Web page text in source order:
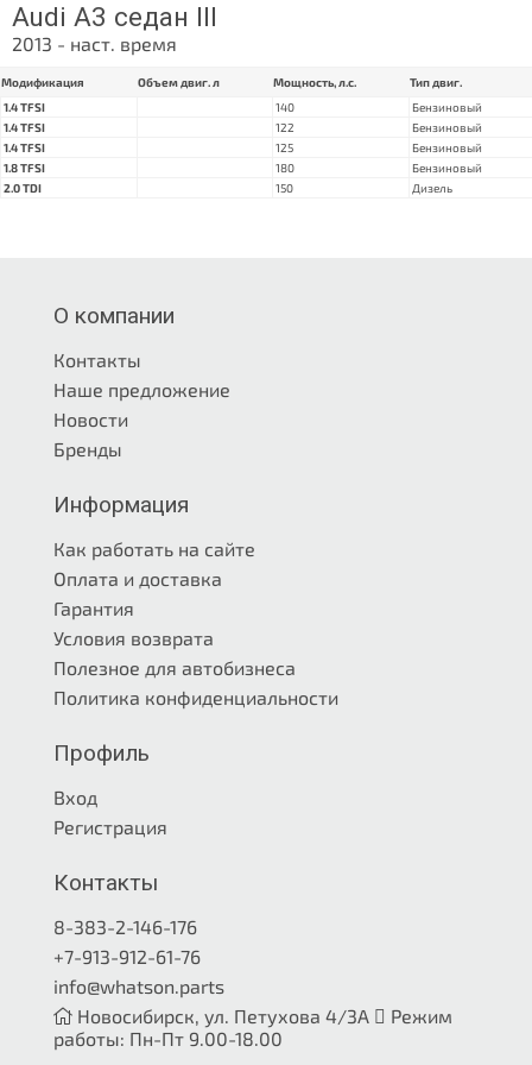
Audi A3 седан III
2013 - наст. время
Модификация Объем двиг. л Мощность, л.с.
Тип двиг.
1.4 TFSI
140
Бензиновый
1.4 TFSI
122
Бензиновый
1.4 TFSI
125
Бензиновый
1.8 TFSI
180
Бензиновый
2.0 TDI
150 Дизель
О компании
Контакты
Наше предложение
Новости
Бренды
Информация
Как работать на сайте
Оплата и доставка
Гарантия
Условия возврата
Полезное для автобизнеса
Политика конфиденциальности
Профиль
Вход
Регистрация
Контакты
8-383-2-146-176
+7-913-912-61-76
info@whatson.parts
Новосибирск, ул. Петухова 4/3А
Режим
работы: Пн-Пт 9.00-18.00